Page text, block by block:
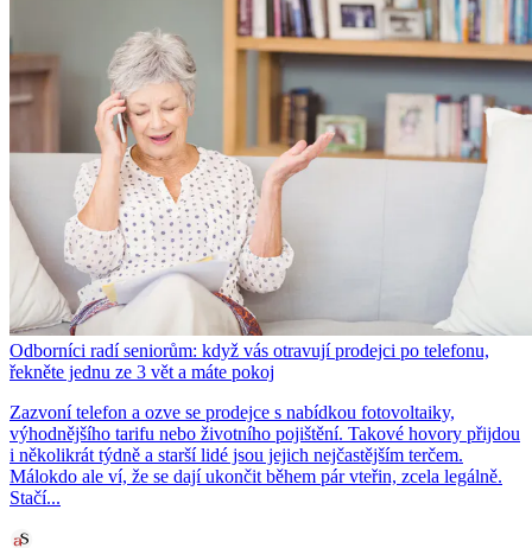
Odborníci radí seniorům: když vás otravují prodejci po telefonu,
řekněte jednu ze 3 vět a máte pokoj
Zazvoní telefon a ozve se prodejce s nabídkou fotovoltaiky,
výhodnějšího tarifu nebo životního pojištění. Takové hovory přijdou
i několikrát týdně a starší lidé jsou jejich nejčastějším terčem.
Málokdo ale ví, že se dají ukončit během pár vteřin, zcela legálně.
Stačí...